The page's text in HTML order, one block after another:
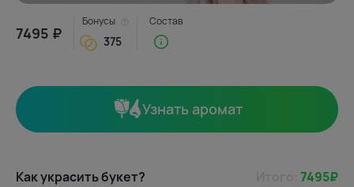
7495 ₽
Бонусы
375
Состав
Узнать аромат
Как украсить букет? 7495₽